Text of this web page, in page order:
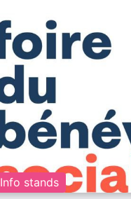
Info stands